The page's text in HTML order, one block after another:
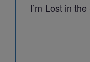
I’m Lost in